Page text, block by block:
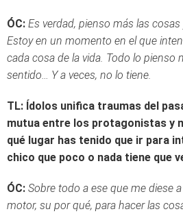
ÓC: Es verdad, pienso más las
Estoy en un momento en el que
cada cosa de la vida. Todo lo pienso
sentido… Y a veces, no lo tiene.
TL: Ídolos unifica traumas del
mutua entre los protagonistas y
qué lugar has tenido que ir para
chico que poco o nada tiene que
ÓC: Sobre todo a ese que me diese
motor, su por qué, para hacer las